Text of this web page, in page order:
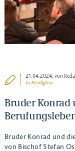
21.04.2024, von
In Predigten
Bruder Konrad
Bruder Konrad und
von Bischof Stefan